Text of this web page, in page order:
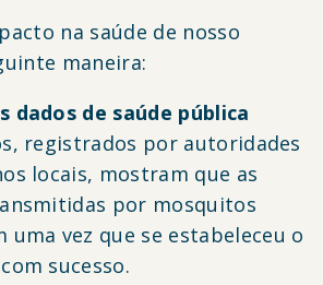
na saúde de nosso
maneira:
dados de saúde pública
registrados por autoridades
locais, mostram que as
por mosquitos
uma vez que se estabeleceu o
sucesso.